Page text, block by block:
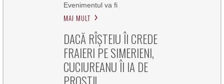
Evenimentul va fi
MAI MULT
DACĂ RÎȘTEIU ÎI CREDE
FRAIERI PE SIMERIENI,
CUCIUREANU ÎI IA DE